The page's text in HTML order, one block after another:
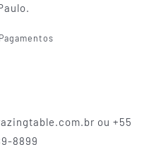
ou +55
8899